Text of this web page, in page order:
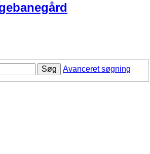
Søg
Avanceret søgning